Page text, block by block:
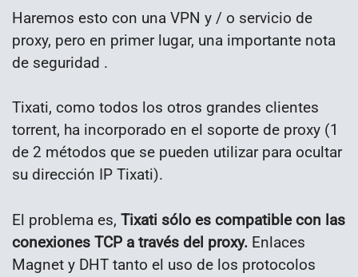
Haremos esto con una VPN y / o servicio de
proxy, pero en primer lugar, una importante nota
de seguridad .
Tixati, como todos los otros grandes clientes
torrent, ha incorporado en el soporte de proxy (1
de 2 métodos que se pueden utilizar para ocultar
su dirección IP Tixati).
El problema es, Tixati sólo es compatible con las
conexiones TCP a través del proxy. Enlaces
Magnet y DHT tanto el uso de los protocolos